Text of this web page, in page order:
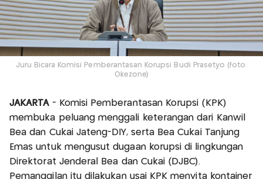
Juru Bicara Komisi Pemberantasan Korupsi Budi Prasetyo (foto:
Okezone)
JAKARTA - Komisi Pemberantasan Korupsi (KPK)
membuka peluang menggali keterangan dari Kanwil
Bea dan Cukai Jateng-DIY, serta Bea Cukai Tanjung
Emas untuk mengusut dugaan korupsi di lingkungan
Direktorat Jenderal Bea dan Cukai (DJBC).
Pemanggilan itu dilakukan usai KPK menyita kontainer